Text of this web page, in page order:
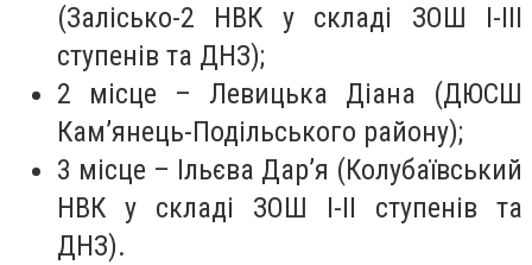
(Залісько-2 НВК у складі ЗОШ І-ІІІ
ступенів та ДНЗ);
2 місце – Левицька Діана (ДЮСШ
Кам’янець-Подільського району);
3 місце – Ільєва Дар’я (Колубаївський
НВК у складі ЗОШ І-ІІ ступенів та
ДНЗ).